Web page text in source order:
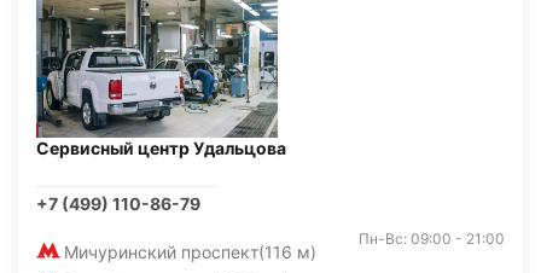
Сервисный центр Удальцова
+7 (499) 110-86-79
Мичуринский проспект(116 м)
Пн-Вс: 09:00 - 21:00